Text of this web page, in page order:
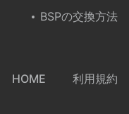
BSPの交換方法
HOME 利用規約